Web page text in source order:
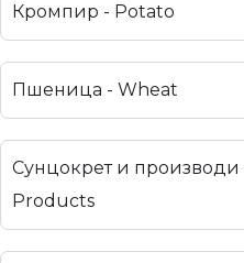
Кромпир - Potato
Пшеница - Wheat
Сунцокрет и производи
Products